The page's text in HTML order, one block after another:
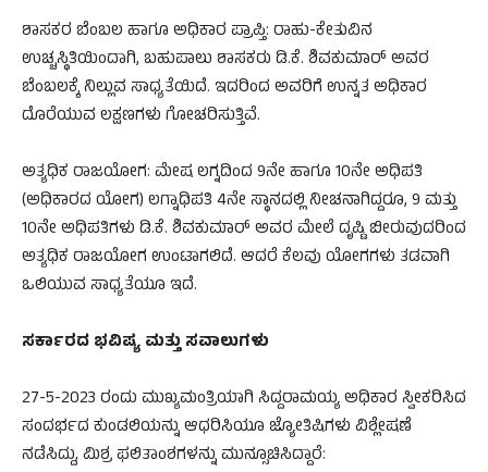
​ಶಾಸಕರ ಬೆಂಬಲ ಹಾಗೂ ಅಧಿಕಾರ ಪ್ರಾಪ್ತಿ: ರಾಹು-ಕೇತುವಿನ
ಉಚ್ಚಸ್ಥಿತಿಯಿಂದಾಗಿ, ಬಹುಪಾಲು ಶಾಸಕರು ಡಿ.ಕೆ. ಶಿವಕುಮಾರ್ ಅವರ
ಬೆಂಬಲಕ್ಕೆ ನಿಲ್ಲುವ ಸಾಧ್ಯತೆಯಿದೆ. ಇದರಿಂದ ಅವರಿಗೆ ಉನ್ನತ ಅಧಿಕಾರ
ದೊರೆಯುವ ಲಕ್ಷಣಗಳು ಗೋಚರಿಸುತ್ತಿವೆ.
​ಅತ್ಯಧಿಕ ರಾಜಯೋಗ: ಮೇಷ ಲಗ್ನದಿಂದ 9ನೇ ಹಾಗೂ 10ನೇ ಅಧಿಪತಿ
(ಅಧಿಕಾರದ ಯೋಗ) ಲಗ್ನಾಧಿಪತಿ 4ನೇ ಸ್ಥಾನದಲ್ಲಿ ನೀಚನಾಗಿದ್ದರೂ, 9 ಮತ್ತು
10ನೇ ಅಧಿಪತಿಗಳು ಡಿ.ಕೆ. ಶಿವಕುಮಾರ್ ಅವರ ಮೇಲೆ ದೃಷ್ಟಿ ಬೀರುವುದರಿಂದ
ಅತ್ಯಧಿಕ ರಾಜಯೋಗ ಉಂಟಾಗಲಿದೆ. ಆದರೆ ಕೆಲವು ಯೋಗಗಳು ತಡವಾಗಿ
ಒಲಿಯುವ ಸಾಧ್ಯತೆಯೂ ಇದೆ.
​ಸರ್ಕಾರದ ಭವಿಷ್ಯ ಮತ್ತು ಸವಾಲುಗಳು
​27-5-2023 ರಂದು ಮುಖ್ಯಮಂತ್ರಿಯಾಗಿ ಸಿದ್ದರಾಮಯ್ಯ ಅಧಿಕಾರ ಸ್ವೀಕರಿಸಿದ
ಸಂದರ್ಭದ ಕುಂಡಲಿಯನ್ನು ಆಧರಿಸಿಯೂ ಜ್ಯೋತಿಷಿಗಳು ವಿಶ್ಲೇಷಣೆ
ನಡೆಸಿದ್ದು, ಮಿಶ್ರ ಫಲಿತಾಂಶಗಳನ್ನು ಮುನ್ಸೂಚಿಸಿದ್ದಾರೆ: